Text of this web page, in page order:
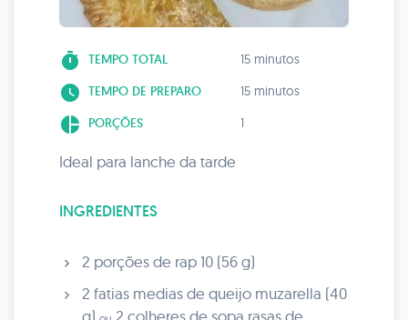
timer TEMPO TOTAL 15 minutos
watch_later TEMPO DE PREPARO 15 minutos
pie_chart PORÇÕES 1
Ideal para lanche da tarde
INGREDIENTES
2 porções de rap 10 (56 g)
2 fatias medias de queijo muzarella (40
g)
2 colheres de sopa rasas de